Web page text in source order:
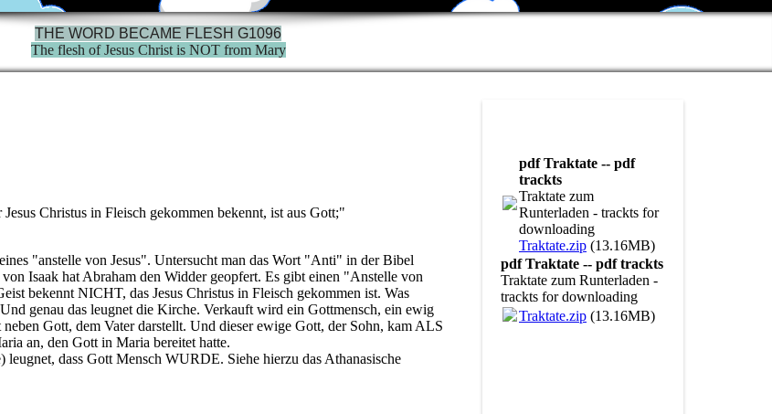
THE WORD BECAME FLESH G1096
The flesh of Jesus Christ is NOT from Mary
Christus in Fleisch gekommen bekennt, ist aus Gott;"
"anstelle von Jesus". Untersucht man das Wort "Anti" in der Bibel
Isaak hat Abraham den Widder geopfert. Es gibt einen "Anstelle von
bekennt NICHT, das Jesus Christus in Fleisch gekommen ist. Was
genau das leugnet die Kirche. Verkauft wird ein Gottmensch, ein ewig
Gott, dem Vater darstellt. Und dieser ewige Gott, der Sohn, kam ALS
an, den Gott in Maria bereitet hatte.
dass Gott Mensch WURDE. Siehe hierzu das Athanasische
pdf Traktate -- pdf
trackts
Traktate zum
Runterladen - trackts for
downloading
Traktate.zip (13.16MB)
pdf Traktate -- pdf trackts
Traktate zum Runterladen -
trackts for downloading
Traktate.zip (13.16MB)